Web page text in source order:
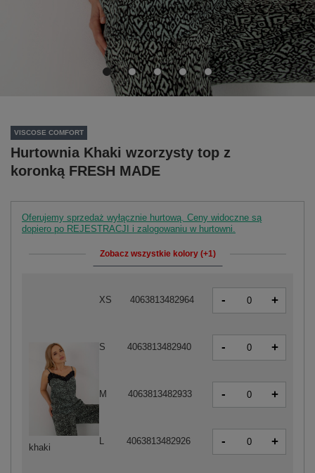
VISCOSE COMFORT
Hurtownia Khaki wzorzysty top z
koronką FRESH MADE
Oferujemy sprzedaż wyłącznie hurtową. Ceny widoczne są
dopiero po REJESTRACJI i zalogowaniu w hurtowni.
Zobacz wszystkie kolory (+1)
khaki
XS 4063813482964 - +
S 4063813482940 - +
M 4063813482933 - +
L 4063813482926 - +